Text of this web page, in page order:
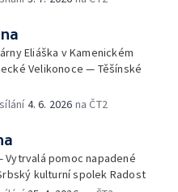
Eliáška v Kamenickém
Velikonoce — Těšínské
4. 6. 2026 na ČT2
Vytrvalá pomoc napadené
kulturní spolek Radost